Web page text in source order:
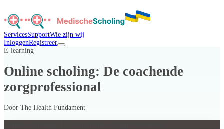
ServicesSupportWie zijn wij
InloggenRegistreer
E-learning
Online scholing: De coachende
zorgprofessional
Door The Health Fundament